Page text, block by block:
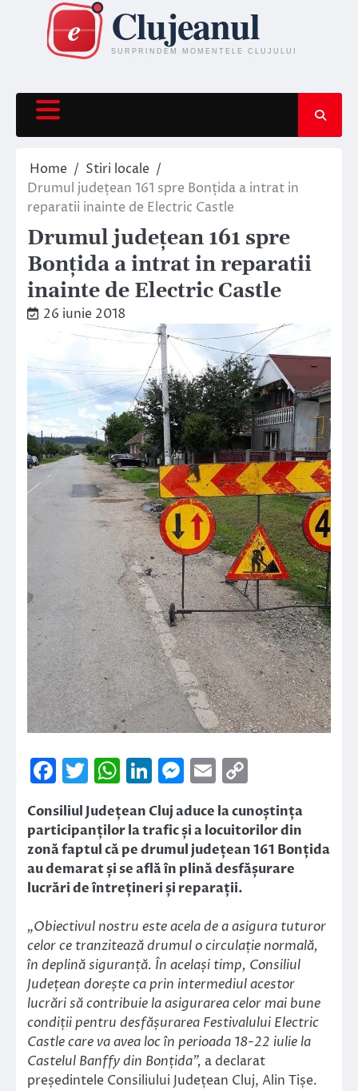
content
Home
Stiri locale
Drumul județean 161 spre Bonțida a intrat in
reparatii inainte de Electric Castle
Drumul județean 161 spre
Bonțida a intrat in reparatii
inainte de Electric Castle
26 iunie 2018
Facebook
Twitter
WhatsApp
LinkedIn
Messenger
Email
Link
Consiliul Județean Cluj aduce la cunoștința
participanților la trafic și a locuitorilor din
zonă faptul că pe drumul județean 161 Bonțida
au demarat și se află în plină desfășurare
lucrări de întrețineri și reparații.
„Obiectivul nostru este acela de a asigura tuturor
celor ce tranzitează drumul o circulație normală,
în deplină siguranță. În același timp, Consiliul
Județean dorește ca prin intermediul acestor
lucrări să contribuie la asigurarea celor mai bune
condiții pentru desfășurarea Festivalului Electric
Castle care va avea loc în perioada 18-22 iulie la
Castelul Banffy din Bonțida”, a declarat
președintele Consiliului Județean Cluj, Alin Tișe.